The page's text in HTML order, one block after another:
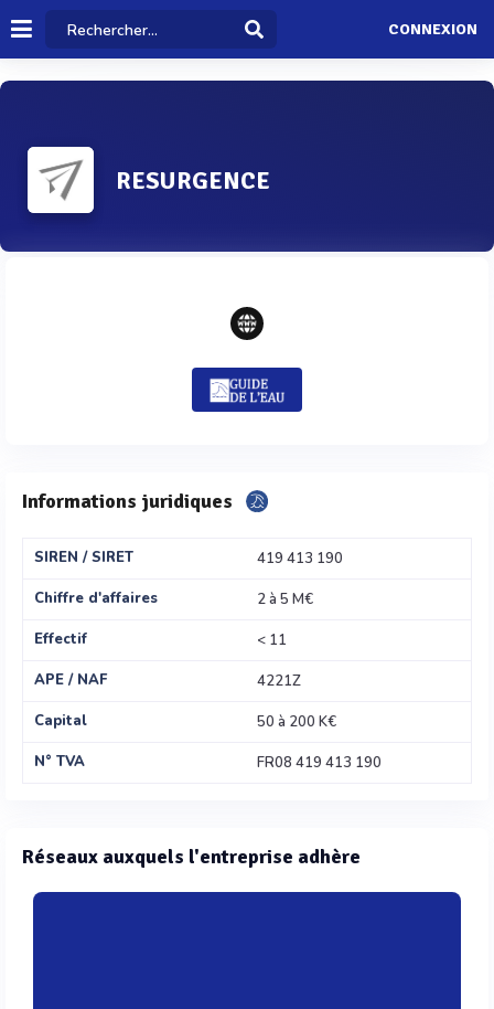
CONNEXION
RESURGENCE
Informations juridiques
SIREN / SIRET
419 413 190
Chiffre d'affaires
2 à 5 M€
Effectif
< 11
APE / NAF
4221Z
Capital
50 à 200 K€
N° TVA
FR08 419 413 190
Réseaux auxquels l'entreprise adhère